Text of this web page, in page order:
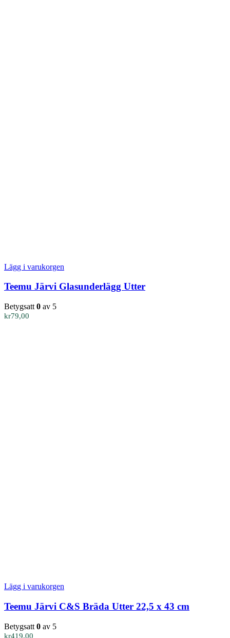
Lägg i varukorgen
Teemu Järvi Glasunderlägg Utter
Betygsatt 0 av 5
kr79,00
Lägg i varukorgen
Teemu Järvi C&S Bräda Utter 22,5 x 43 cm
Betygsatt 0 av 5
kr419,00